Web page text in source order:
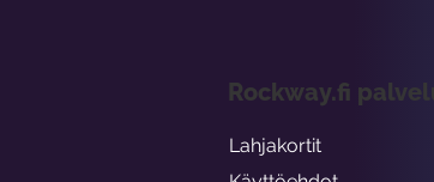
Rockway.fi palvelu
Lahjakortit